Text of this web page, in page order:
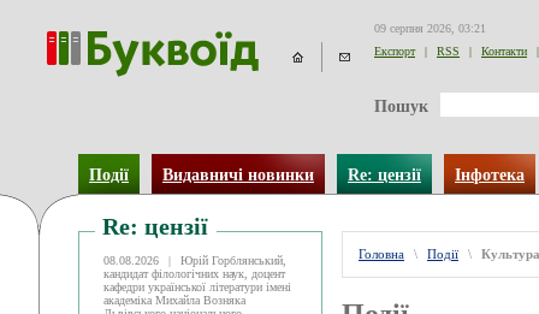
09 серпня 2026, 03:21
Експорт
| RSS | Контакти |
Пошук
Події Видавничі новинки Re: цензії Інфотека
Re: цензії
08.08.2026 |
Юрій Горблянський,
кандидат філологічних наук, доцент
кафедри української літератури імені
академіка Михайла Возняка
Головна \ Події \ Культура